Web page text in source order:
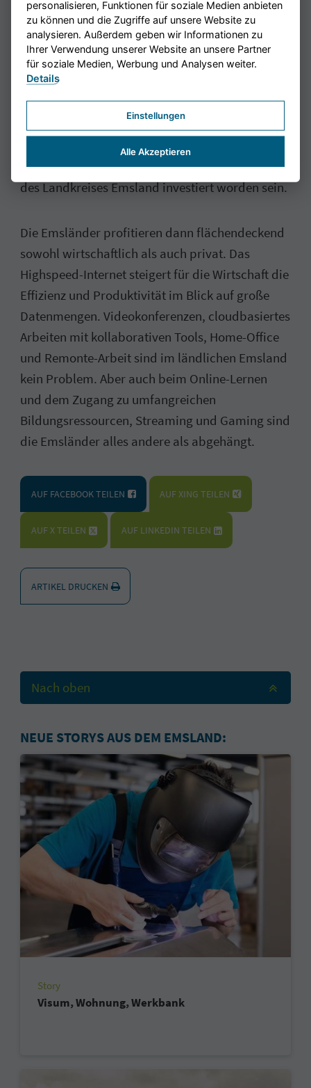
stationären Breitbandanschlüssen in den
Ländern der OECD im Dezember 2023 (©
Statista)
Bis Ende 2027 soll der Breitbandausbau im
Emsland gänzlich abgeschlossen sein. Insgesamt
werden dann seit Start des Breitbandausbaus
über 250 Mio. Euro in die digitale Infrastruktur
des Landkreises Emsland investiert worden sein.
Die Emsländer profitieren dann flächendeckend
sowohl wirtschaftlich als auch privat. Das
Highspeed-Internet steigert für die Wirtschaft die
Effizienz und Produktivität im Blick auf große
Datenmengen. Videokonferenzen, cloudbasiertes
Arbeiten mit kollaborativen Tools, Home-Office
und Remonte-Arbeit sind im ländlichen Emsland
kein Problem. Aber auch beim Online-Lernen
und dem Zugang zu umfangreichen
Bildungsressourcen, Streaming und Gaming sind
die Emsländer alles andere als abgehängt.
AUF FACEBOOK TEILEN AUF XING TEILEN
AUF X TEILEN AUF LINKEDIN TEILEN
ARTIKEL DRUCKEN
Nach oben
NEUE STORYS AUS DEM EMSLAND:
Story
Visum, Wohnung, Werkbank
personalisieren, Funktionen für soziale Medien anbieten
zu können und die Zugriffe auf unsere Website zu
analysieren. Außerdem geben wir Informationen zu
Ihrer Verwendung unserer Website an unsere Partner
für soziale Medien, Werbung und Analysen weiter.
Details
Einstellungen
Alle Akzeptieren